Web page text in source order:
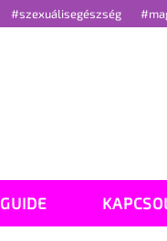
#szexuálisegészség
GUIDE